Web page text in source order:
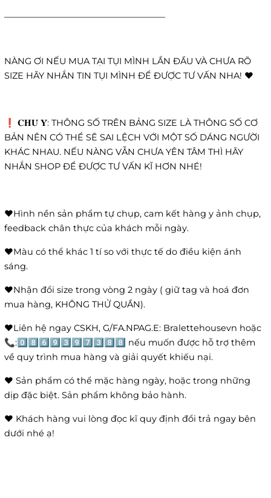
NÀNG ƠI NẾU MUA TẠI TỤI MÌNH LẦN ĐẦU VÀ CHƯA RÕ
SIZE HÃY NHẮN TIN TỤI MÌNH ĐỂ ĐƯỢC TƯ VẤN NHA! ❤️
❗️ 𝐂𝐇𝐔́ 𝐘́: THÔNG SỐ TRÊN BẢNG SIZE LÀ THÔNG SỐ CƠ
BẢN NÊN CÓ THỂ SẼ SAI LỆCH VỚI MỘT SỐ DÁNG NGƯỜI
KHÁC NHAU. NẾU NÀNG VẪN CHƯA YÊN TÂM THÌ HÃY
NHẮN SHOP ĐỂ ĐƯỢC TƯ VẤN KĨ HƠN NHÉ!
❤️Hình nền sản phẩm tự chụp, cam kết hàng y ảnh chụp,
feedback chân thực của khách mỗi ngày.
❤️Màu có thể khác 1 tí so với thực tế do điều kiện ánh
sáng.
❤️Nhận đổi size trong vòng 2 ngày ( giữ tag và hoá đơn
mua hàng, KHÔNG THỬ QUẦN).
❤️Liên hệ ngay CSKH, G/FA.NPAG.E: Bralettehousevn hoặc
📞:0️⃣8️⃣6️⃣9️⃣3️⃣9️⃣7️⃣3️⃣8️⃣8️⃣ nếu muốn được hỗ trợ thêm
về quy trình mua hàng và giải quyết khiếu nại.
❤️ Sản phẩm có thể mặc hàng ngày, hoặc trong những
dịp đặc biệt. Sản phẩm không bảo hành.
❤️ Khách hàng vui lòng đọc kĩ quy định đổi trả ngay bên
dưới nhé ạ!